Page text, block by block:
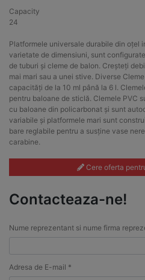
Capacity
24
Platformele universale durabile din oțel
varietate de dimensiuni, sunt
de tuburi și cleme de balon. Creșteți
mai mari sau a unei stive. Diverse
capacități de la 10 ml până la 6 l.
pentru baloane de sticlă. Clemele PVC
cu baloane din policarbonat și sunt
variabile și platformele mari sunt
bare reglabile pentru a susține vase
carabine.
Cere oferta
Contacteaza-ne!
Nume reprezentant si nume firma
Adresa de E-mail *